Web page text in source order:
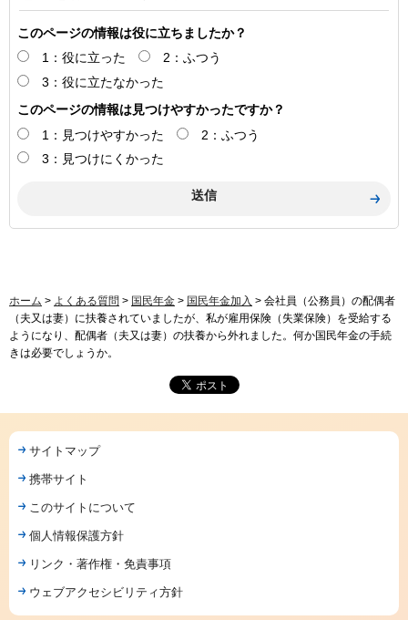
このページの情報は役に立ちましたか？
1：役に立った
2：ふつう
3：役に立たなかった
このページの情報は見つけやすかったですか？
1：見つけやすかった
2：ふつう
3：見つけにくかった
ホーム > よくある質問 > 国民年金 > 国民年金加入 > 会社員（公務員）の配偶者
（夫又は妻）に扶養されていましたが、私が雇用保険（失業保険）を受給する
ようになり、配偶者（夫又は妻）の扶養から外れました。何か国民年金の手続
きは必要でしょうか。
サイトマップ
携帯サイト
このサイトについて
個人情報保護方針
リンク・著作権・免責事項
ウェブアクセシビリティ方針